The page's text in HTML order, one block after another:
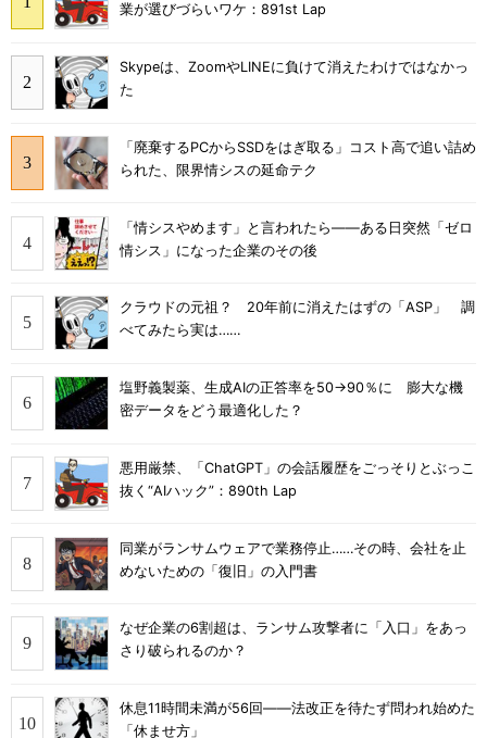
業が選びづらいワケ：891st Lap
Skypeは、ZoomやLINEに負けて消えたわけではなかっ
た
「廃棄するPCからSSDをはぎ取る」コスト高で追い詰め
られた、限界情シスの延命テク
「情シスやめます」と言われたら――ある日突然「ゼロ
情シス」になった企業のその後
クラウドの元祖？ 20年前に消えたはずの「ASP」 調
べてみたら実は……
塩野義製薬、生成AIの正答率を50→90％に 膨大な機
密データをどう最適化した？
悪用厳禁、「ChatGPT」の会話履歴をごっそりとぶっこ
抜く“AIハック”：890th Lap
同業がランサムウェアで業務停止……その時、会社を止
めないための「復旧」の入門書
なぜ企業の6割超は、ランサム攻撃者に「入口」をあっ
さり破られるのか？
休息11時間未満が56回――法改正を待たず問われ始めた
「休ませ方」